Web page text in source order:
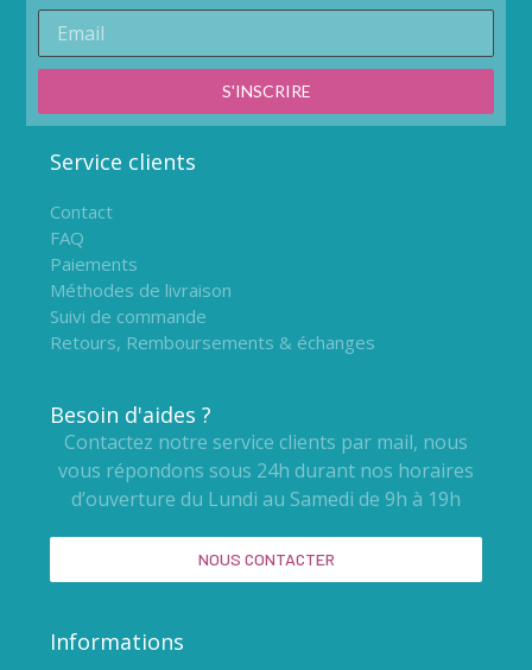
S'INSCRIRE
Service clients
Contact
FAQ
Paiements
Méthodes de livraison
Suivi de commande
Retours, Remboursements & échanges
Besoin d'aides ?
Contactez notre service clients par mail, nous
vous répondons sous 24h durant nos horaires
d’ouverture du Lundi au Samedi de 9h à 19h
NOUS CONTACTER
Informations